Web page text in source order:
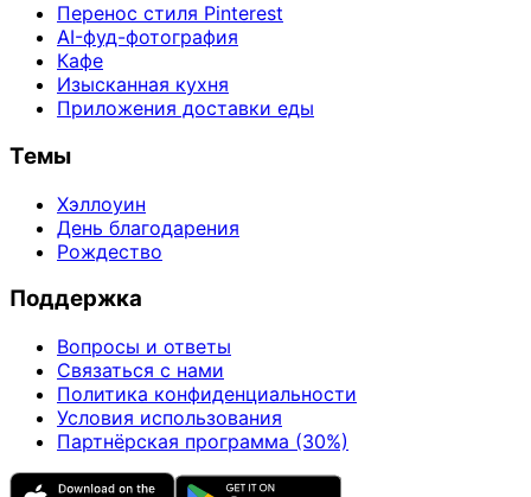
Перенос стиля Pinterest
AI-фуд-фотография
Кафе
Изысканная кухня
Приложения доставки еды
Темы
Хэллоуин
День благодарения
Рождество
Поддержка
Вопросы и ответы
Связаться с нами
Политика конфиденциальности
Условия использования
Партнёрская программа (30%)